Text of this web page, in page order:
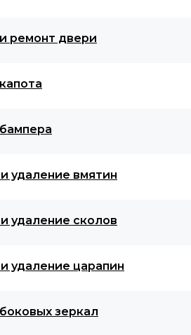
ремонт двери
удаление вмятин
удаление сколов
удаление царапин
зеркал